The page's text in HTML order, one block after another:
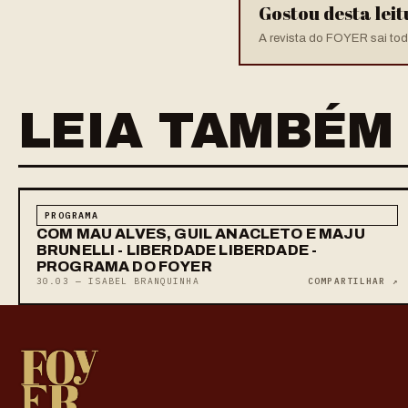
Gostou desta
A revista do FOYER sai
LEIA TAMBÉM
PROGRAMA
COM MAU ALVES, GUIL ANACLETO E MAJU
BRUNELLI - LIBERDADE LIBERDADE -
PROGRAMA DO FOYER
30.03 — ISABEL BRANQUINHA COMPARTILHAR ↗